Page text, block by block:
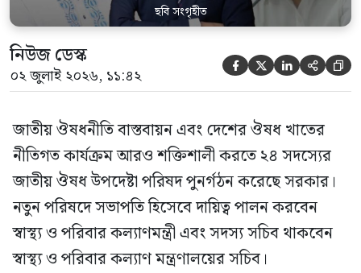
ছবি সংগৃহীত
নিউজ ডেস্ক
০২ জুলাই ২০২৬, ১১:৪২     
জাতীয় ঔষধনীতি বাস্তবায়ন এবং দেশের ঔষধ খাতের
নীতিগত কার্যক্রম আরও শক্তিশালী করতে ২৪ সদস্যের
জাতীয় ঔষধ উপদেষ্টা পরিষদ পুনর্গঠন করেছে সরকার।
নতুন পরিষদে সভাপতি হিসেবে দায়িত্ব পালন করবেন
স্বাস্থ্য ও পরিবার কল্যাণমন্ত্রী এবং সদস্য সচিব থাকবেন
স্বাস্থ্য ও পরিবার কল্যাণ মন্ত্রণালয়ের সচিব।